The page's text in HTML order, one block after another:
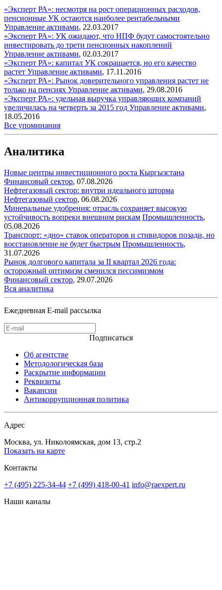
«Эксперт РА»: несмотря на рост операционных расходов,
пенсионные УК остаются наиболее рентабельными
Управление активами, 22.03.2017
«Эксперт РА»: УК ожидают, что НПФ будут самостоятельно
инвестировать до трети пенсионных накоплений
Управление активами, 02.03.2017
«Эксперт РА»: капитал УК сокращается, но его качество
растет Управление активами, 17.11.2016
«Эксперт РА»: Рынок доверительного управления растет не
только на пенсиях Управление активами, 29.08.2016
«Эксперт РА»: удельная выручка управляющих компаний
увеличилась на четверть за 2015 год Управление активами,
18.05.2016
Все упоминания
Аналитика
Новые центры инвестиционного роста Кыргызстана
Финансовый сектор, 07.08.2026
Нефтегазовый сектор: внутри идеального шторма
Нефтегазовый сектор, 06.08.2026
Минеральные удобрения: отрасль сохраняет высокую
устойчивость вопреки внешним рискам Промышленность,
05.08.2026
Транспорт: «дно» ставок операторов и стивидоров позади, но
восстановление не будет быстрым Промышленность,
31.07.2026
Рынок долгового капитала за II квартал 2026 года:
осторожный оптимизм сменился пессимизмом
Финансовый сектор, 29.07.2026
Вся аналитика
Ежедневная E-mail рассылка
Подписаться
Об агентстве
Методологическая база
Раскрытие информации
Реквизиты
Вакансии
Антикоррупционная политика
Адрес
Москва, ул. Николоямская, дом 13, стр.2
Показать на карте
Контакты
+7 (495) 225-34-44 +7 (499) 418-00-41 info@raexpert.ru
Наши каналы